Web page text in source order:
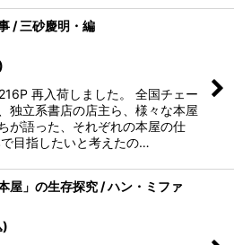
/ 三砂慶明・編
再入荷しました。 全国チェー
独立系書店の店主ら、様々な本屋
が語った、それぞれの本屋の仕
目指したいと考えたの…
屋」の生存探究 / ハン・ミファ
)